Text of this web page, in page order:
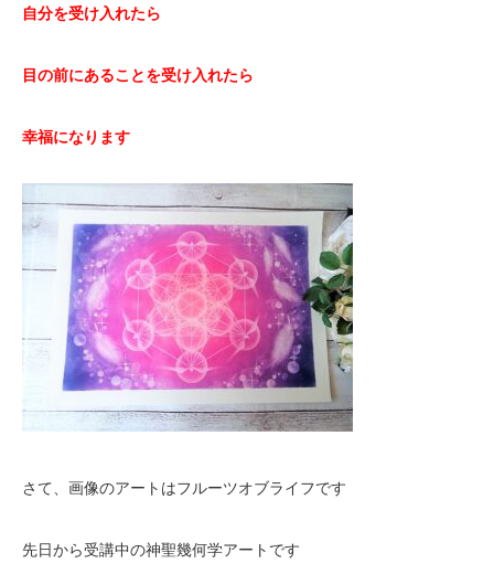
自分を受け入れたら
目の前にあることを受け入れたら
幸福になります
さて、画像のアートはフルーツオブライフです
先日から受講中の神聖幾何学アートです